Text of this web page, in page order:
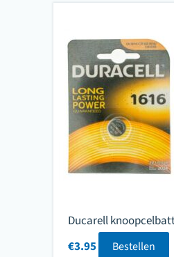
Ducarell
€3.95 Bestellen